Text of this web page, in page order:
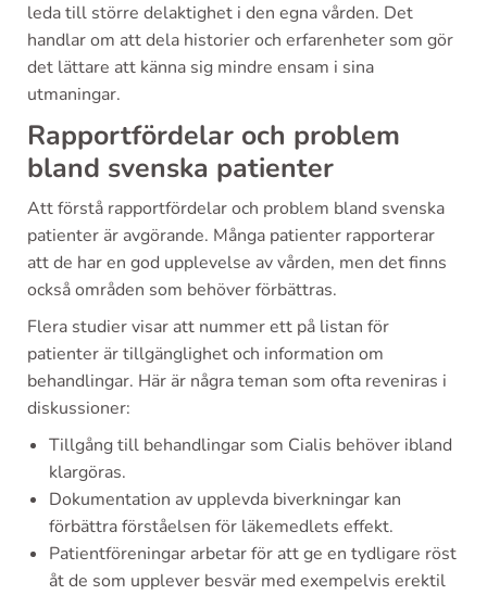
leda till större delaktighet i den egna vården. Det
handlar om att dela historier och erfarenheter som gör
det lättare att känna sig mindre ensam i sina
utmaningar.
Rapportfördelar och problem
bland svenska patienter
Att förstå rapportfördelar och problem bland svenska
patienter är avgörande. Många patienter rapporterar
att de har en god upplevelse av vården, men det finns
också områden som behöver förbättras.
Flera studier visar att nummer ett på listan för
patienter är tillgänglighet och information om
behandlingar. Här är några teman som ofta reveniras i
diskussioner:
Tillgång till behandlingar som Cialis behöver ibland
klargöras.
Dokumentation av upplevda biverkningar kan
förbättra förståelsen för läkemedlets effekt.
Patientföreningar arbetar för att ge en tydligare röst
åt de som upplever besvär med exempelvis erektil